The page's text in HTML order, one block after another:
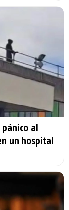
al
un hospital